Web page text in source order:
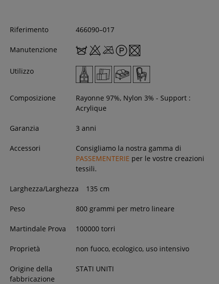
Riferimento 466090–017
Manutenzione
Utilizzo
Composizione
Rayonne 97%, Nylon 3% - Support :
Acrylique
Garanzia 3 anni
Accessori
Consigliamo la nostra gamma di
PASSEMENTERIE per le vostre creazioni
tessili.
Larghezza/Larghezza 135 cm
Peso 800 grammi per metro lineare
Martindale Prova 100000 torri
Proprietà non fuoco, ecologico, uso intensivo
Origine della
fabbricazione
STATI UNITI